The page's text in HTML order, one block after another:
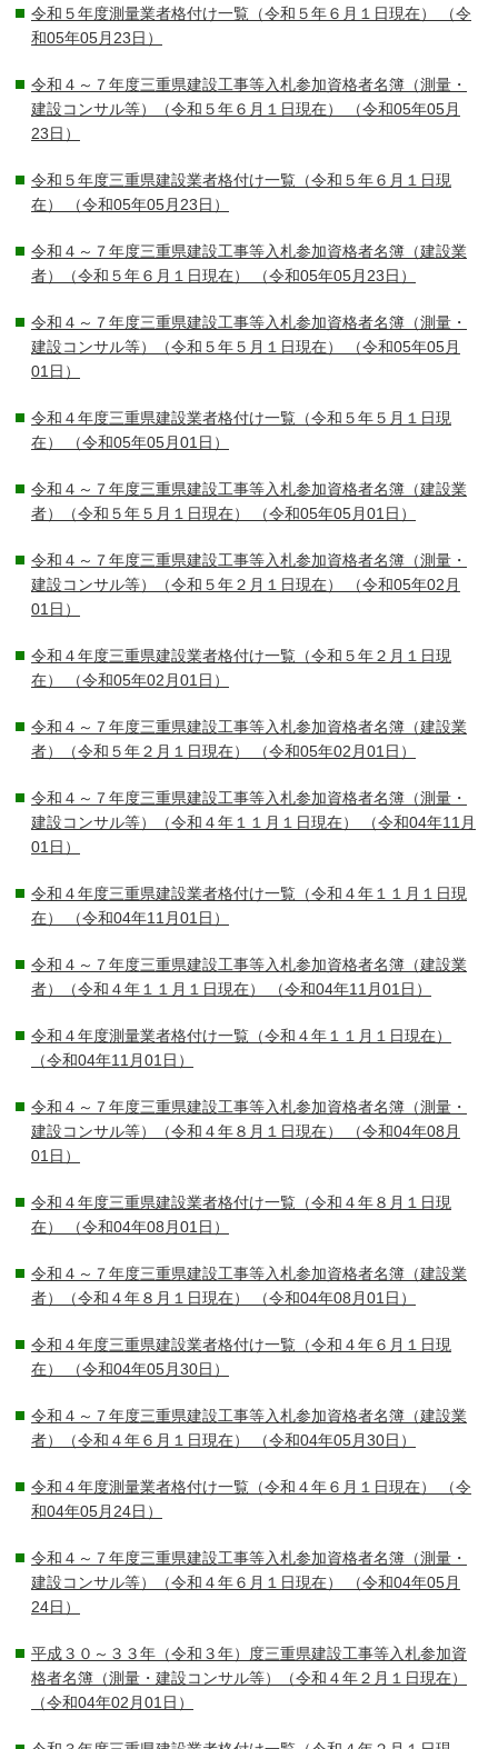
令和５年度測量業者格付け一覧（令和５年６月１日現在）
（令
和05年05月23日）
令和４～７年度三重県建設工事等入札参加資格者名簿（測量・
建設コンサル等）（令和５年６月１日現在）
（令和05年05月
23日）
令和５年度三重県建設業者格付け一覧（令和５年６月１日現
在）
（令和05年05月23日）
令和４～７年度三重県建設工事等入札参加資格者名簿（建設業
者）（令和５年６月１日現在）
（令和05年05月23日）
令和４～７年度三重県建設工事等入札参加資格者名簿（測量・
建設コンサル等）（令和５年５月１日現在）
（令和05年05月
01日）
令和４年度三重県建設業者格付け一覧（令和５年５月１日現
在）
（令和05年05月01日）
令和４～７年度三重県建設工事等入札参加資格者名簿（建設業
者）（令和５年５月１日現在）
（令和05年05月01日）
令和４～７年度三重県建設工事等入札参加資格者名簿（測量・
建設コンサル等）（令和５年２月１日現在）
（令和05年02月
01日）
令和４年度三重県建設業者格付け一覧（令和５年２月１日現
在）
（令和05年02月01日）
令和４～７年度三重県建設工事等入札参加資格者名簿（建設業
者）（令和５年２月１日現在）
（令和05年02月01日）
令和４～７年度三重県建設工事等入札参加資格者名簿（測量・
建設コンサル等）（令和４年１１月１日現在）
（令和04年11月
01日）
令和４年度三重県建設業者格付け一覧（令和４年１１月１日現
在）
（令和04年11月01日）
令和４～７年度三重県建設工事等入札参加資格者名簿（建設業
者）（令和４年１１月１日現在）
（令和04年11月01日）
令和４年度測量業者格付け一覧（令和４年１１月１日現在）
（令和04年11月01日）
令和４～７年度三重県建設工事等入札参加資格者名簿（測量・
建設コンサル等）（令和４年８月１日現在）
（令和04年08月
01日）
令和４年度三重県建設業者格付け一覧（令和４年８月１日現
在）
（令和04年08月01日）
令和４～７年度三重県建設工事等入札参加資格者名簿（建設業
者）（令和４年８月１日現在）
（令和04年08月01日）
令和４年度三重県建設業者格付け一覧（令和４年６月１日現
在）
（令和04年05月30日）
令和４～７年度三重県建設工事等入札参加資格者名簿（建設業
者）（令和４年６月１日現在）
（令和04年05月30日）
令和４年度測量業者格付け一覧（令和４年６月１日現在）
（令
和04年05月24日）
令和４～７年度三重県建設工事等入札参加資格者名簿（測量・
建設コンサル等）（令和４年６月１日現在）
（令和04年05月
24日）
平成３０～３３年（令和３年）度三重県建設工事等入札参加資
格者名簿（測量・建設コンサル等）（令和４年２月１日現在）
（令和04年02月01日）